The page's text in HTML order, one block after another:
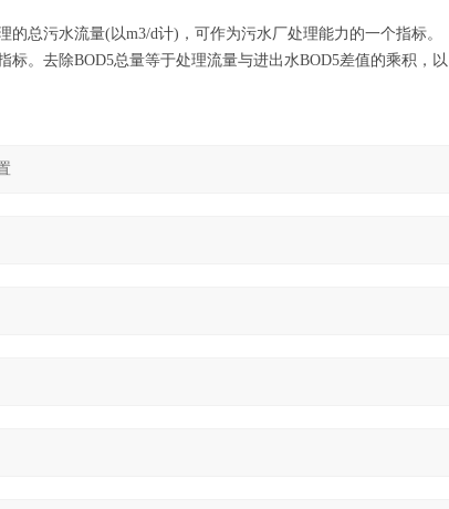
总污水流量(以m3/d计)，可作为污水厂处理能力的一个指标。
。去除BOD5总量等于处理流量与进出水BOD5差值的乘积，以